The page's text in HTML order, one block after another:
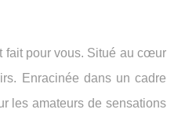
fait pour vous. Situé au cœur
Enracinée dans un cadre
les amateurs de sensations